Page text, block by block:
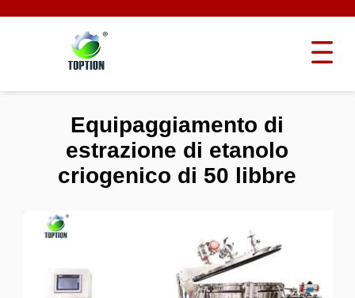
Equipaggiamento di
estrazione di etanolo
criogenico di 50 libbre